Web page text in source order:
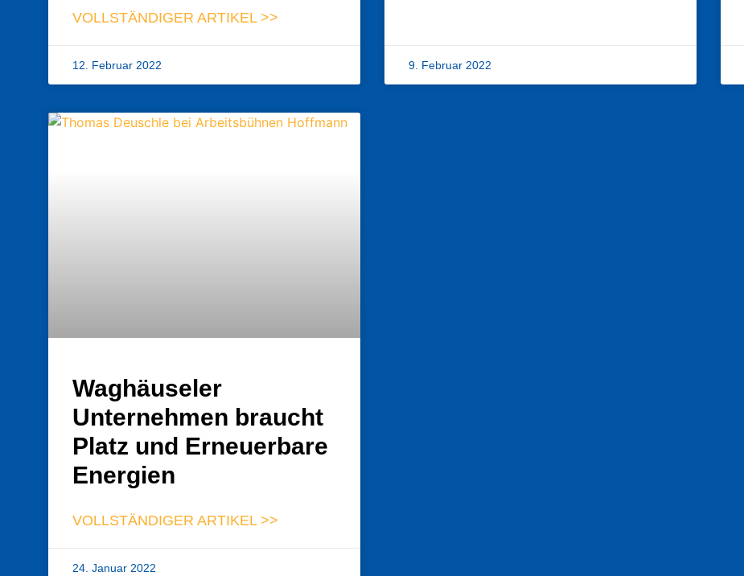
VOLLSTÄNDIGER ARTIKEL >>
12. Februar 2022 9. Februar 2022
Waghäuseler
Unternehmen braucht
Platz und Erneuerbare
Energien
VOLLSTÄNDIGER ARTIKEL >>
24. Januar 2022